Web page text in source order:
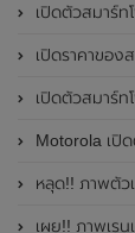
เปิดตัวสมาร์ทโฟน OPPO
เปิดราคาของสมาร์
เปิดตัวสมาร์ทโฟน Tecno
Motorola เปิดตั
หลุด!! ภาพตัวเครื่องจริ
เผย!! ภาพเรนเดอร์ของ